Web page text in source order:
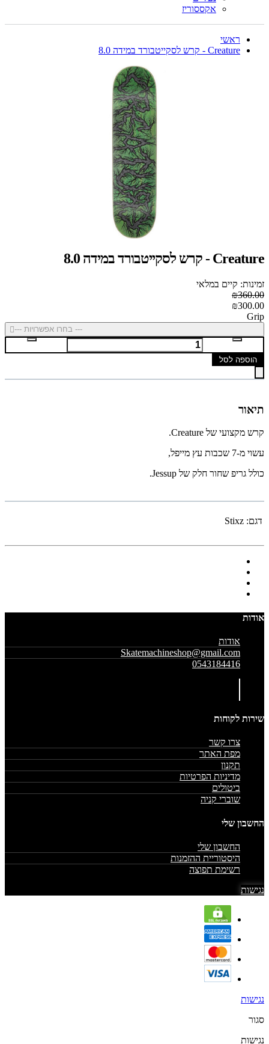
אקססוריז
ראשי
Creature - קרש לסקייטבורד במידה 8.0
Creature - קרש לסקייטבורד במידה 8.0
זמינות: קיים במלאי
₪360.00
₪300.00
Grip
--- בחרו אפשרויות ---
הוספה לסל
תיאור
קרש מקצועי של Creature.
עשוי מ-7 שכבות עץ מייפל,
כולל גריפ שחור חלק של Jessup.
דגם: Stixz
אודות
אודות
Skatemachineshop@gmail.com
0543184416
שירות לקוחות
צרו קשר
מפת האתר
תקנון
מדיניות הפרטיות
ביטולים
שוברי קניה
החשבון שלי
החשבון שלי
היסטוריית ההזמנות
רשימת תפוצה
נגישות
נגישות
סגור
נגישות